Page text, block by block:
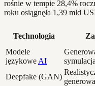
rośnie w tempie 28,4%
roku osiągnęła 1,39 mld
Technologia
Modele
językowe AI
Deepfake (GAN)